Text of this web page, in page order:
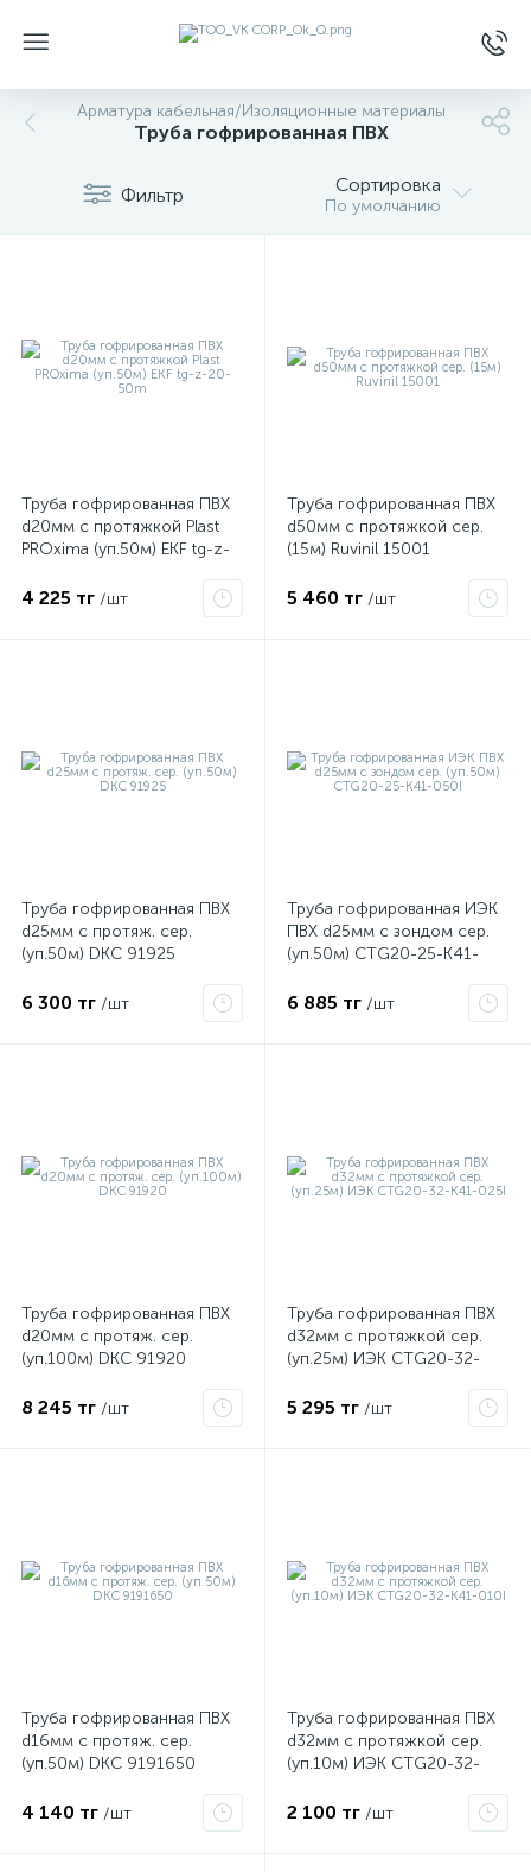
Арматура кабельная/Изоляционные материалы
Труба гофрированная ПВХ
Фильтр Сортировка
По умолчанию
Труба гофрированная ПВХ
d20мм с протяжкой Plast
PROxima (уп.50м) EKF tg-z-
4 225 тг /шт
Труба гофрированная ПВХ
d50мм с протяжкой сер.
(15м) Ruvinil 15001
5 460 тг /шт
Труба гофрированная ПВХ
d25мм с протяж. сер.
(уп.50м) DKC 91925
6 300 тг /шт
Труба гофрированная ИЭК
ПВХ d25мм с зондом сер.
(уп.50м) CTG20-25-K41-
6 885 тг /шт
Труба гофрированная ПВХ
d20мм с протяж. сер.
(уп.100м) DKC 91920
8 245 тг /шт
Труба гофрированная ПВХ
d32мм с протяжкой сер.
(уп.25м) ИЭК CTG20-32-
5 295 тг /шт
Труба гофрированная ПВХ
d16мм с протяж. сер.
(уп.50м) DKC 9191650
4 140 тг /шт
Труба гофрированная ПВХ
d32мм с протяжкой сер.
(уп.10м) ИЭК CTG20-32-
2 100 тг /шт